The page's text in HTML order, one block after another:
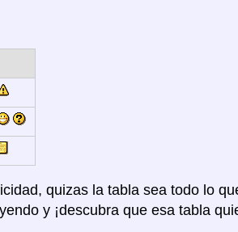
quizas la tabla sea todo lo
y ¡descubra que esa tabla